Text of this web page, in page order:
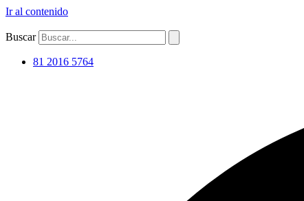
Ir al contenido
Buscar
81 2016 5764